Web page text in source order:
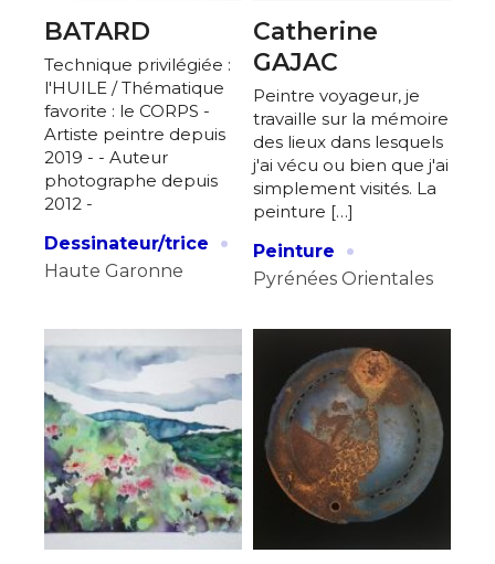
BATARD
Technique privilégiée :
l'HUILE / Thématique
favorite : le CORPS -
Artiste peintre depuis
2019 - - Auteur
photographe depuis
2012 -
Dessinateur/trice
·
Haute Garonne
Catherine
GAJAC
Peintre voyageur, je
travaille sur la mémoire
des lieux dans lesquels
j'ai vécu ou bien que j'ai
simplement visités. La
peinture […]
Peinture
·
Pyrénées Orientales